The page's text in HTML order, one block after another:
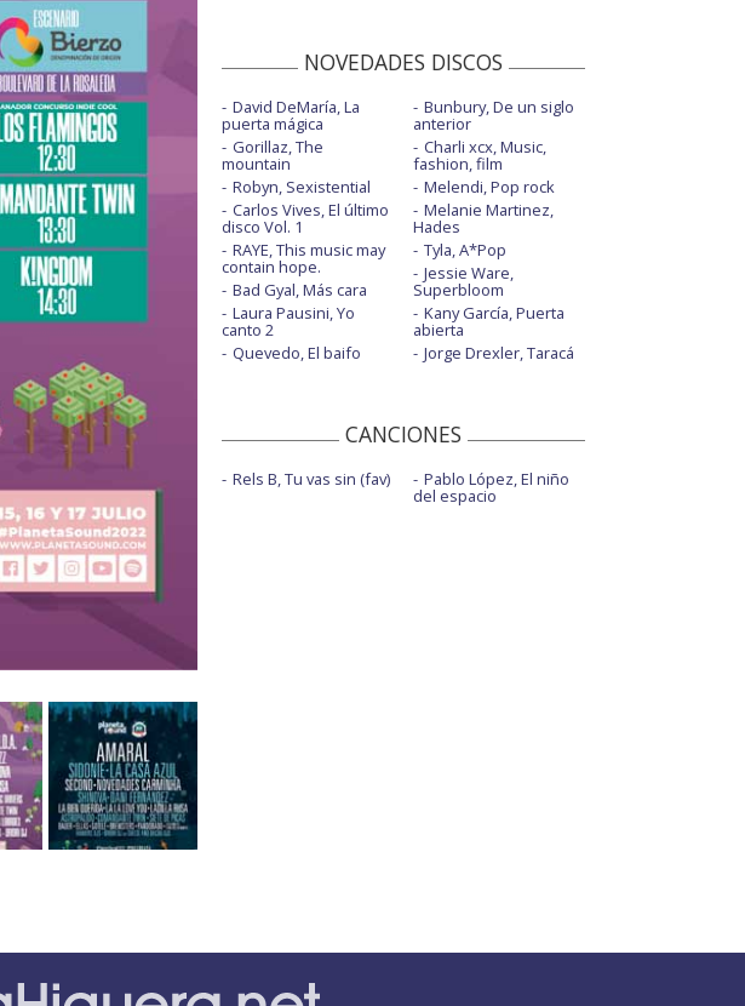
NOVEDADES DISCOS
David DeMaría, La
puerta mágica
Gorillaz, The
mountain
Robyn, Sexistential
Carlos Vives, El último
disco Vol. 1
RAYE, This music may
contain hope.
Bad Gyal, Más cara
Laura Pausini, Yo
canto 2
Quevedo, El baifo
Bunbury, De un siglo
anterior
Charli xcx, Music,
fashion, film
Melendi, Pop rock
Melanie Martinez,
Hades
Tyla, A*Pop
Jessie Ware,
Superbloom
Kany García, Puerta
abierta
Jorge Drexler, Taracá
CANCIONES
Rels B, Tu vas sin (fav) Pablo López, El niño
del espacio